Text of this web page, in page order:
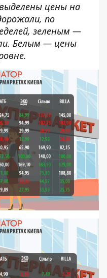
цены на
по
, зеленым —
Белым — цены